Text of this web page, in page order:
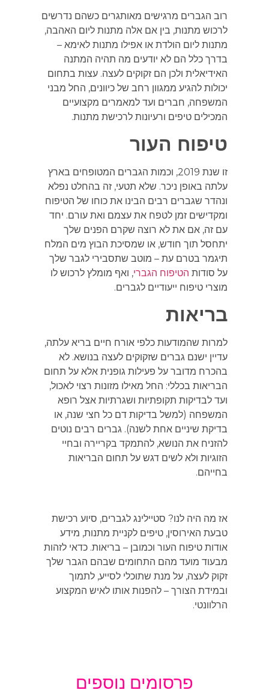
רוב הגברים מרגישים מאותגרים כשהם נדרשים
לרכוש מתנות, בין אם אלה מתנות ליום האהבה,
מתנות ליום הולדת או אפילו מתנות לאימא –
בדרך כלל הם לא יודעים מה תהיה המתנה
האידיאלית ולכן הם זקוקים לעצה. עצות בתחום
יכולות להגיע ממגוון רחב של כיוונים, החל מבני
המשפחה, חברים ועד למאמרים מקצועיים
המכילים טיפים ורעיונות לרכישת מתנות.
טיפוח העור
זו שנת 2019, וכמות הגברים המטופחים בארץ
עלתה באופן ניכר. שלא תטעי, זה בהחלט נפלא
ונהדר שגברים רבים הבינו את כוחו של הטיפוח
ומקדישים זמן לטפח את עצמם ואת עורם. יחד
עם זה, אם את לא רוצה שקרם הפנים שלך
יתחסל תוך חודש, או שמסיכת הבוץ מים המלח
תיגמר בטרם עת – מוטב שתסבירי לגבר שלך
על סודותהטיפוח הגברי, ואף מומלץ לרכוש לו
מוצרי טיפוח ייעודיים לגברים.
בריאות
למרות שהמודעות כלפי אורח חיים בריא עלתה,
עדיין ישנם גברים שזקוקים לעצה בנושא. לא
בהכרח מדובר על פעילות גופנית אלא על תחום
הבריאות בכללי: החל מאילו מזונות רצוי לאכול,
ועד לבדיקות תקופתיות ושגרתיות אצל רופא
המשפחה (למשל בדיקות דם כל חצי שנה, או
בדיקת שיניים אחת לשנה). גברים רבים נוטים
להזניח את הנושא, להתמקד בקריירה ובחיי
הזוגיות ולא לשים דגש על תחום הבריאות
בחייהם.
אז מה היה לנו? סטיילינג לגברים, סיוע רכישת
טבעת האירוסין, טיפים לקניית מתנות, מידע
אודות טיפוח העור וכמובן – בריאות. כדאי לזהות
מבעוד מועד מהם התחומים שבהם הגבר שלך
זקוק לעצה, על מנת שתוכלי לסייע, לתמוך
ובמידת הצורך – להפנות אותו לאיש המקצוע
הרלוונטי.
פרסומים נוספים